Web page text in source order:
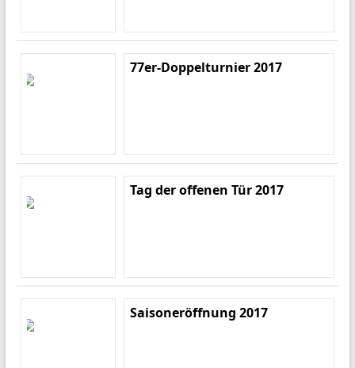
77er-Doppelturnier 2017
Tag der offenen Tür 2017
Saisoneröffnung 2017